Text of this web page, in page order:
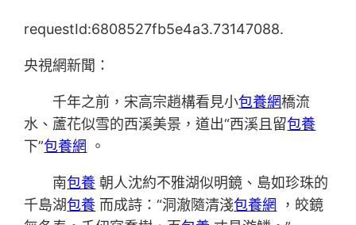
requestId:6808527fb5e4a3.73147088.
央視網新聞：
千年之前，宋高宗趙構看見小包養網橋流
水、蘆花似雪的西溪美景，道出“西溪且留包養
下”包養網 。
南包養 朝人沈約不雅湖似明鏡、島如珍珠的
千島湖包養 而成詩：“洞澈隨清淺包養網
，皎鏡